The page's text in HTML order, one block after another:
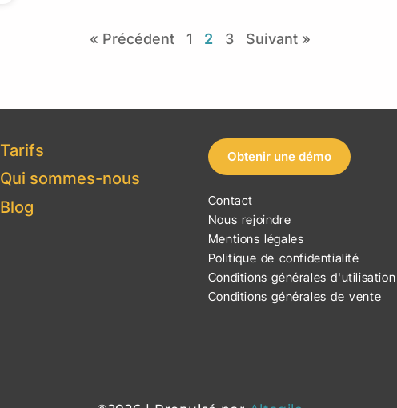
« Précédent 1 2 3 Suivant »
Tarifs
Qui sommes-nous
Blog
Obtenir une démo
Contact
Nous rejoindre
Mentions légales
Politique de confidentialité
Conditions générales d'utilisation
Conditions générales de vente